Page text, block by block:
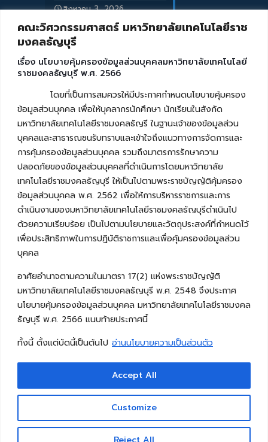
คณะวิศวกรรมศาสตร์ มหาวิทยาลัยเทคโนโลยีราช
มงคลธัญบุรี
เรื่อง นโยบายคุ้มครองข้อมูลส่วนบุคคลมหาวิทยาลัยเทคโนโลยี
ราชมงคลธัญบุรี พ.ศ. 2566
โดยที่เป็นการสมควรให้มีประกาศกำหนดนโยบายคุ้มครอง
ข้อมูลส่วนบุคคล เพื่อให้บุคลากรนักศึกษา นักเรียนในสังกัด
มหาวิทยาลัยเทคโนโลยีราชมงคลธัญรี ในฐานะเจ้าของข้อมูลส่วน
บุคคลและสาธารณชนรับทราบและเข้าใจถึงแนวทางการจัดการและ
การคุ้มครองข้อมูลส่วนบุคคล รวมถึงมาตรการรักษาความ
ปลอดภัยของข้อมูลส่วนบุคคลที่ดำเนินการโดยมหาวิทยาลัย
เทคโนโลยีราชมงคลธัญบุรี ให้เป็นไปตามพระราชบัญญัติคุ้มครอง
ข้อมูลส่วนบุคคล พ.ศ. 2562 เพื่อให้การบริหารราชการและการ
ดำเนินงานของมหาวิทยาลัยเทคโนโลยีราชมงคลธัญบุรีดำเนินไป
ด้วยความเรียบร้อย เป็นไปตามนโยบายและวัตถุประสงค์ที่กำหนดไว้
เพื่อประสิทธิภาพในการปฏิบัติราชการและเพื่อคุ้มครองข้อมูลส่วน
บุคคล
อาศัยอำนาจตามความในมาตรา 17(2) แห่งพระราชบัญญัติ
มหาวิทยาลัยเทคโนโลยีราชมงคลธัญบุรี พ.ศ. 2548 จึงประกาศ
นโยบายคุ้มครองข้อมูลส่วนบุคคล มหาวิทยาลัยเทคโนโลยีราชมงคล
ธัญบุรี พ.ศ. 2566 แนบท้ายประกาศนี้
ทั้งนี้ ตั้งแต่บัดนี้เป็นต้นไป อ่านนโยบายความเป็นส่วนตัว
Customize
Accept All
สิงหาคม 3, 2026
Copyright © 2026 คณะวิศวกรรมศาสตร์ มหาวิทยาลัย
เทคโนโลยีราชมงคลธัญบุรี